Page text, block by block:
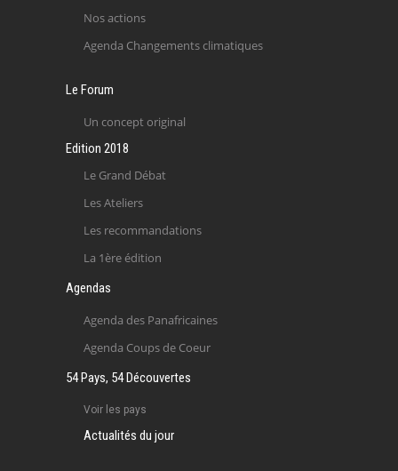
Nos actions
Agenda Changements climatiques
Le Forum
Un concept original
Edition 2018
Le Grand Débat
Les Ateliers
Les recommandations
La 1ère édition
Agendas
Agenda des Panafricaines
Agenda Coups de Coeur
54 Pays, 54 Découvertes
Voir les pays
Actualités du jour